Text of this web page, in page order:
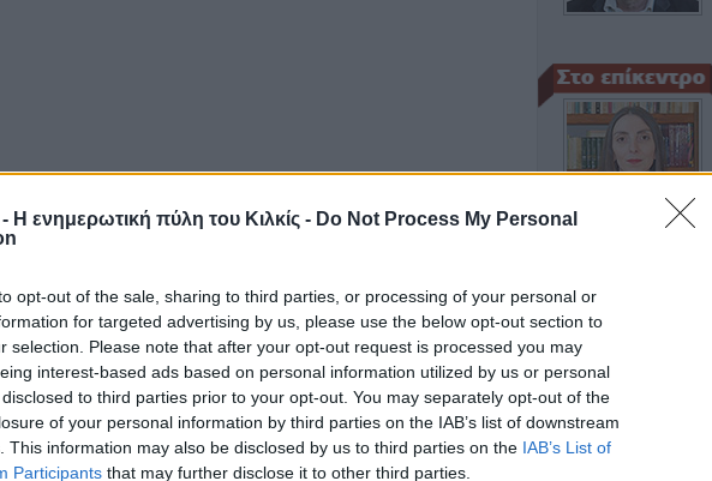
Η ενημερωτική πύλη του Κιλκίς - Do Not Process My Personal
opt-out of the sale, sharing to third parties, or processing of your personal or
for targeted advertising by us, please use the below opt-out section to
selection. Please note that after your opt-out request is processed you may
interest-based ads based on personal information utilized by us or personal
to third parties prior to your opt-out. You may separately opt-out of the
of your personal information by third parties on the IAB’s list of downstream
This information may also be disclosed by us to third parties on the IAB’s List of
Participants that may further disclose it to other third parties.